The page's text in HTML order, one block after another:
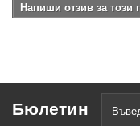
Напиши отзив за този
Бюлетин